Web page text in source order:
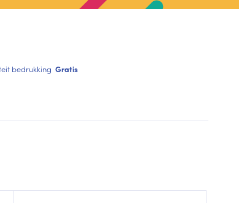
bedrukking Gratis